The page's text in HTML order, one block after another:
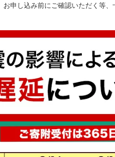
申し込み前にご確認いただく等、